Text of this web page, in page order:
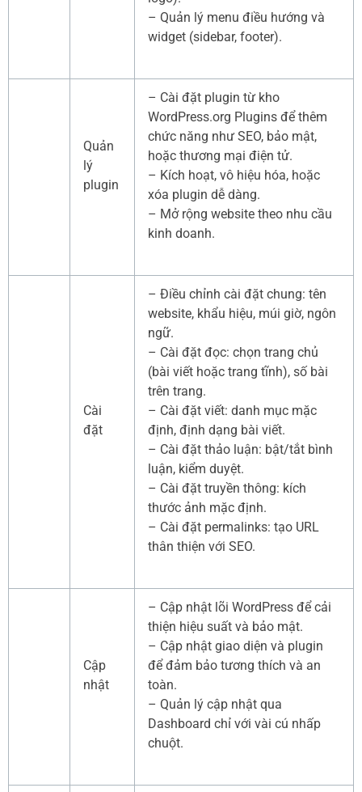
– Quản lý menu điều hướng và
widget (sidebar, footer).
Quản
lý
plugin
– Cài đặt plugin từ kho
WordPress.org Plugins để thêm
chức năng như SEO, bảo mật,
hoặc thương mại điện tử.
– Kích hoạt, vô hiệu hóa, hoặc
xóa plugin dễ dàng.
– Mở rộng website theo nhu cầu
kinh doanh.
Cài
đặt
– Điều chỉnh cài đặt chung: tên
website, khẩu hiệu, múi giờ, ngôn
ngữ.
– Cài đặt đọc: chọn trang chủ
(bài viết hoặc trang tĩnh), số bài
trên trang.
– Cài đặt viết: danh mục mặc
định, định dạng bài viết.
– Cài đặt thảo luận: bật/tắt bình
luận, kiểm duyệt.
– Cài đặt truyền thông: kích
thước ảnh mặc định.
– Cài đặt permalinks: tạo URL
thân thiện với SEO.
Cập
nhật
– Cập nhật lõi WordPress để cải
thiện hiệu suất và bảo mật.
– Cập nhật giao diện và plugin
để đảm bảo tương thích và an
toàn.
– Quản lý cập nhật qua
Dashboard chỉ với vài cú nhấp
chuột.